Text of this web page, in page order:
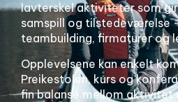
lavterskel aktiviteter som
samspill og tilstedeværelse
teambuilding, firmaturer og
Opplevelsene kan enkelt
Preikestolen, kurs og
fin balanse mellom aktivitet